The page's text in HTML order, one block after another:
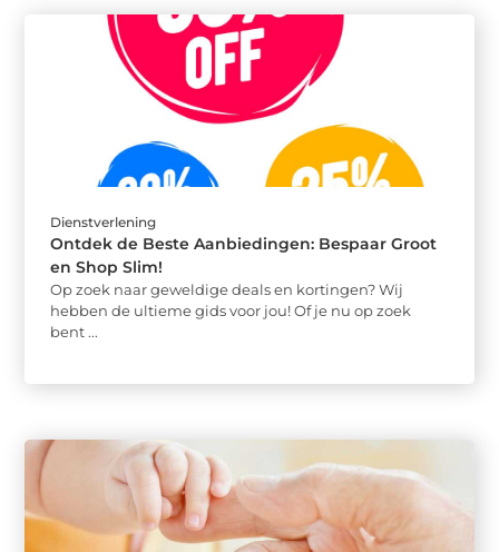
Dienstverlening
Ontdek de Beste Aanbiedingen: Bespaar Groot
en Shop Slim!
Op zoek naar geweldige deals en kortingen? Wij
hebben de ultieme gids voor jou! Of je nu op zoek
bent ...